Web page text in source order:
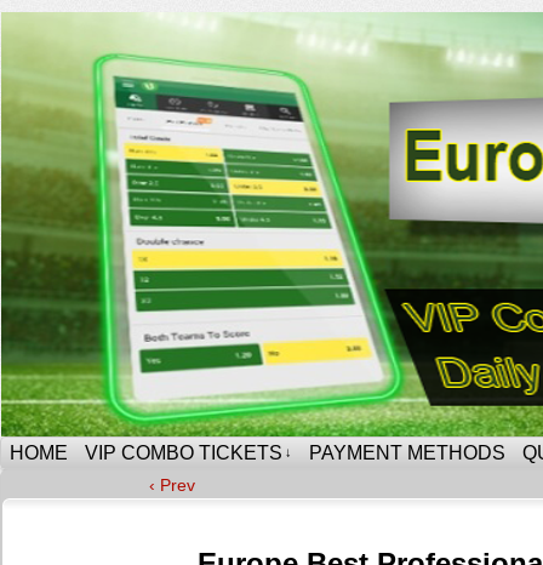
HOME VIP COMBO TICKETS ↓ PAYMENT METHODS
‹ Prev